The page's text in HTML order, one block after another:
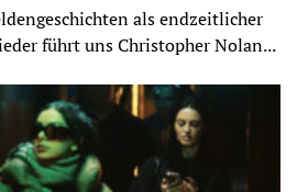
als endzeitlicher
führt uns Christopher Nolan...